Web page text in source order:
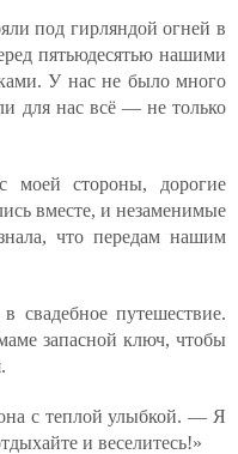
под гирляндой огней в
пятьюдесятью нашими
У нас не было много
для нас всё — не только
моей стороны, дорогие
вместе, и незаменимые
что передам нашим
свадебное путешествие.
запасной ключ, чтобы
с теплой улыбкой. — Я
и веселитесь!»